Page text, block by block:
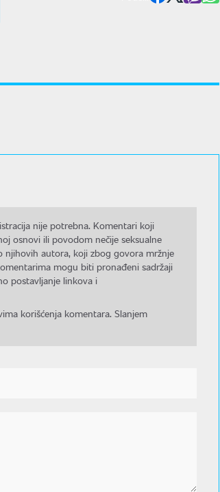
nije potrebna. Komentari koji
osnovi ili povodom nečije seksualne
njihovih autora, koji zbog govora mržnje
mogu biti pronađeni sadržaji
postavljanje linkova i
korišćenja komentara. Slanjem